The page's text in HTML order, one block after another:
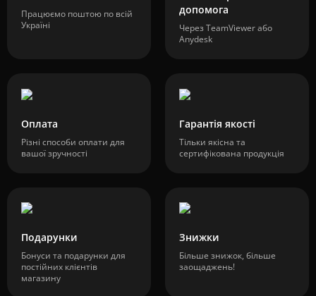
Працюємо поштою по всій
Україні
допомога
Через TeamViewer або
Anydesk
Оплата
Різні способи оплати для
вашої зручності
Гарантія якості
Тільки якісна та
сертифікована продукція
Подарунки
Бонуси та подарунки для
постійних клієнтів
магазину
Знижки
Більше знижок, більше
заощаджень!